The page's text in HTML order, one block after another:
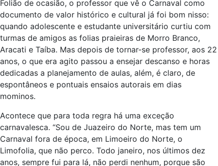
interesse e curiosidade justo por conta disso”, enfatiza.
Folião de ocasião, o professor que vê o Carnaval como
documento de valor histórico e cultural já foi bom nisso:
quando adolescente e estudante universitário curtiu com
turmas de amigos as folias praieiras de Morro Branco,
Aracati e Taíba. Mas depois de tornar-se professor, aos 22
anos, o que era agito passou a ensejar descanso e horas
dedicadas a planejamento de aulas, além, é claro, de
mominos.
Acontece que para toda regra há uma exceção
carnavalesca. “Sou de Juazeiro do Norte, mas tem um
Carnaval fora de época, em Limoeiro do Norte, o